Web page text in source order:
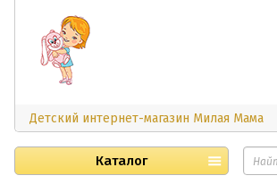
Детский интернет-магазин Милая Мама
Каталог